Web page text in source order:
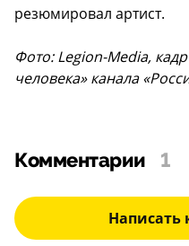
резюмировал артист.
Фото: Legion-Media,
человека» канала
Комментарии 1